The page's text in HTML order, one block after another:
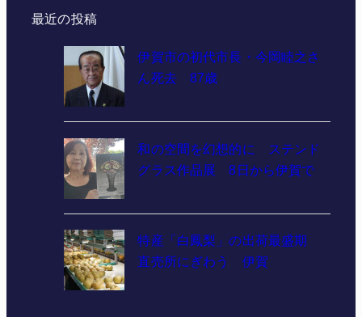
最近の投稿
伊賀市の初代市長・今岡睦之さ
ん死去 87歳
和の空間を幻想的に ステンド
グラス作品展 8日から伊賀で
特産「白鳳梨」の出荷最盛期
直売所にぎわう 伊賀